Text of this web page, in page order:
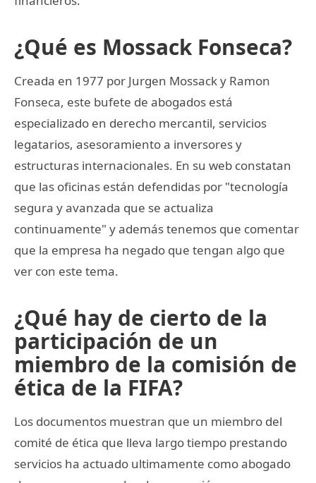
¿Qué es Mossack Fonseca?
Creada en 1977 por Jurgen Mossack y Ramon
Fonseca, este bufete de abogados está
especializado en derecho mercantil, servicios
legatarios, asesoramiento a inversores y
estructuras internacionales. En su web constatan
que las oficinas están defendidas por "tecnología
segura y avanzada que se actualiza
continuamente" y además tenemos que comentar
que la empresa ha negado que tengan algo que
ver con este tema.
¿Qué hay de cierto de la
participación de un
miembro de la comisión de
ética de la FIFA?
Los documentos muestran que un miembro del
comité de ética que lleva largo tiempo prestando
servicios ha actuado ultimamente como abogado